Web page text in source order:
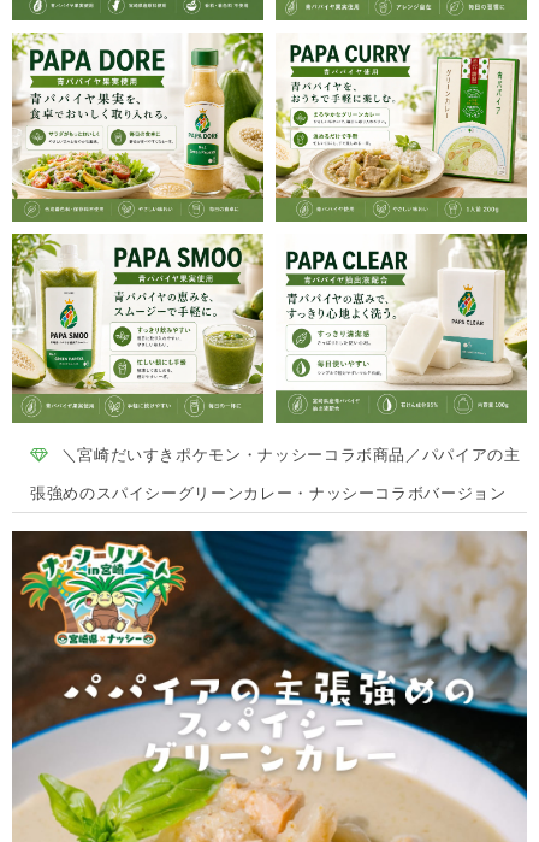
＼宮崎だいすきポケモン・ナッシーコラボ商品／パパイアの主
張強めのスパイシーグリーンカレー・ナッシーコラボバージョン